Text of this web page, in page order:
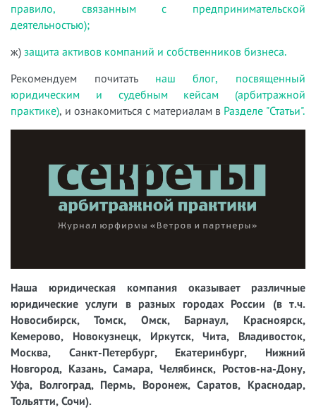
правило, связанным с предпринимательской
деятельностью);
ж) защита активов компаний и собственников бизнеса.
Рекомендуем почитать наш блог, посвященный
юридическим и судебным кейсам (арбитражной
практике), и ознакомиться с материалам в Разделе "Статьи".
Наша юридическая компания оказывает различные
юридические услуги в разных городах России (в т.ч.
Новосибирск, Томск, Омск, Барнаул, Красноярск,
Кемерово, Новокузнецк, Иркутск, Чита, Владивосток,
Москва, Санкт-Петербург, Екатеринбург, Нижний
Новгород, Казань, Самара, Челябинск, Ростов-на-Дону,
Уфа, Волгоград, Пермь, Воронеж, Саратов, Краснодар,
Тольятти, Сочи).